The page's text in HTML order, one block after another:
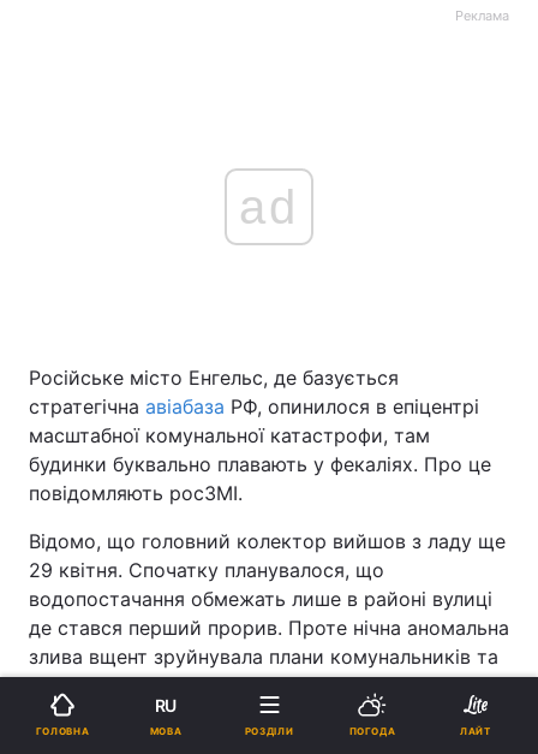
Реклама
ad
Російське місто Енгельс, де базується
стратегічна авіабаза РФ, опинилося в епіцентрі
масштабної комунальної катастрофи, там
будинки буквально плавають у фекаліях. Про це
повідомляють росЗМІ.
Відомо, що головний колектор вийшов з ладу ще
29 квітня. Спочатку планувалося, що
водопостачання обмежать лише в районі вулиці
де стався перший прорив. Проте нічна аномальна
злива вщент зруйнувала плани комунальників та
завадила ремонтним роботам.
Через опади ситуація стала
ГОЛОВНА
RU
МОВА РОЗДІЛИ ПОГОДА ЛАЙТ